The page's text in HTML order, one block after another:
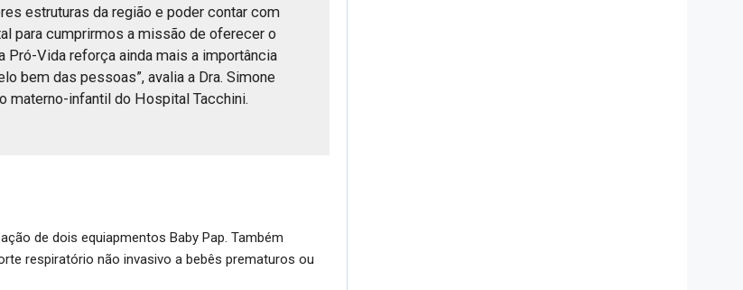
estruturas da região e poder contar com
para cumprirmos a missão de oferecer o
Pró-Vida reforça ainda mais a importância
bem das pessoas”, avalia a Dra. Simone
materno-infantil do Hospital Tacchini.
de dois equiapmentos Baby Pap. Também
respiratório não invasivo a bebês prematuros ou